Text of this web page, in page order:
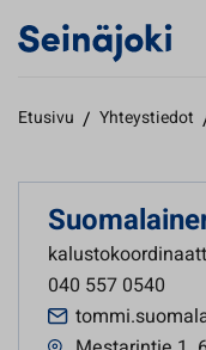
Etusivu / Yhteystiedot
040 557 0540